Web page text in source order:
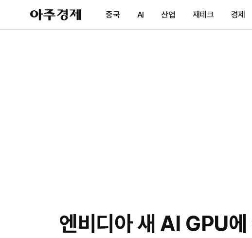
아
주
제
중국 AI 산업 재테크 경제
엔비디아 새 AI GPU